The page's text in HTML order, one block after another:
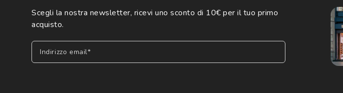
Scegli la nostra newsletter, ricevi uno sconto di 10€ per il tuo primo
acquisto.
Indirizzo email*